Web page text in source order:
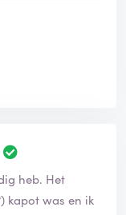
heb. Het
kapot was en ik